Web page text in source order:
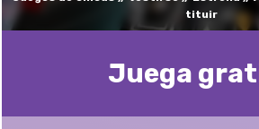
tituir
Juega